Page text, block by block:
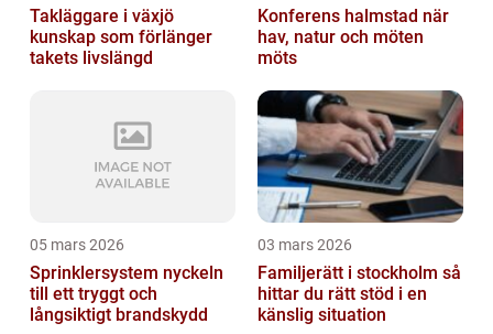
Takläggare i växjö
kunskap som förlänger
takets livslängd
Konferens halmstad när
hav, natur och möten
möts
05 mars 2026
Sprinklersystem nyckeln
till ett tryggt och
långsiktigt brandskydd
03 mars 2026
Familjerätt i stockholm så
hittar du rätt stöd i en
känslig situation